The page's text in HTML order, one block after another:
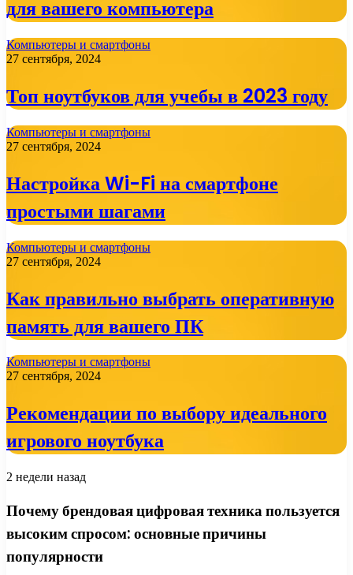
для вашего компьютера
Компьютеры и смартфоны
27 сентября, 2024
Топ ноутбуков для учебы в 2023 году
Компьютеры и смартфоны
27 сентября, 2024
Настройка Wi-Fi на смартфоне
простыми шагами
Компьютеры и смартфоны
27 сентября, 2024
Как правильно выбрать оперативную
память для вашего ПК
Компьютеры и смартфоны
27 сентября, 2024
Рекомендации по выбору идеального
игрового ноутбука
2 недели назад
Почему брендовая цифровая техника пользуется
высоким спросом: основные причины
популярности